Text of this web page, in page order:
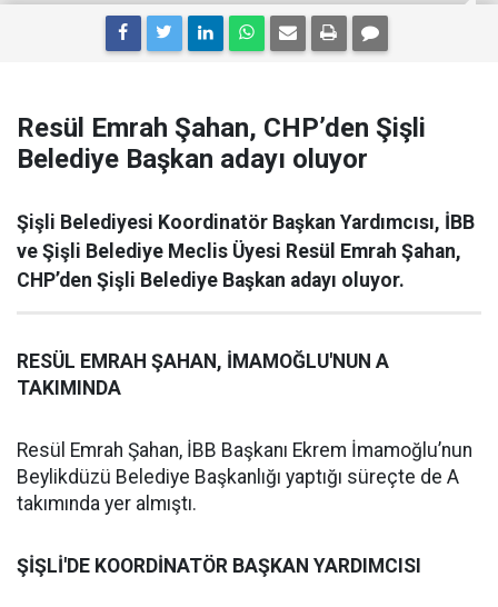
Resül Emrah Şahan, CHP’den Şişli
Belediye Başkan adayı oluyor
Şişli Belediyesi Koordinatör Başkan Yardımcısı, İBB
ve Şişli Belediye Meclis Üyesi Resül Emrah Şahan,
CHP’den Şişli Belediye Başkan adayı oluyor.
RESÜL EMRAH ŞAHAN, İMAMOĞLU'NUN A
TAKIMINDA
Resül Emrah Şahan, İBB Başkanı Ekrem İmamoğlu’nun
Beylikdüzü Belediye Başkanlığı yaptığı süreçte de A
takımında yer almıştı.
ŞİŞLİ'DE KOORDİNATÖR BAŞKAN YARDIMCISI